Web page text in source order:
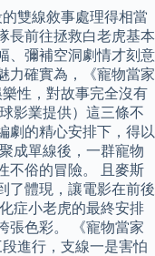
雙線敘事處理得相當
長前往拯救白老虎基本
、彌補空洞劇情才刻意
力確實為，《寵物當家
性，對故事完全沒有
影業提供）這三條不
劇的精心安排下，得以
成單線後，一群寵物
不俗的冒險。 且麥斯
了體現，讓電影在前後
症小老虎的最終安排
張色彩。 《寵物當家
進行，支線一是害怕